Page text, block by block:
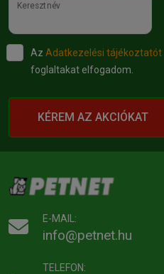
Keresztnév
Az Adatkezelési tájékoztatót
foglaltakat elfogadom.
KÉREM AZ AKCIÓKAT
E-MAIL:
info@petnet.hu
TELEFON: